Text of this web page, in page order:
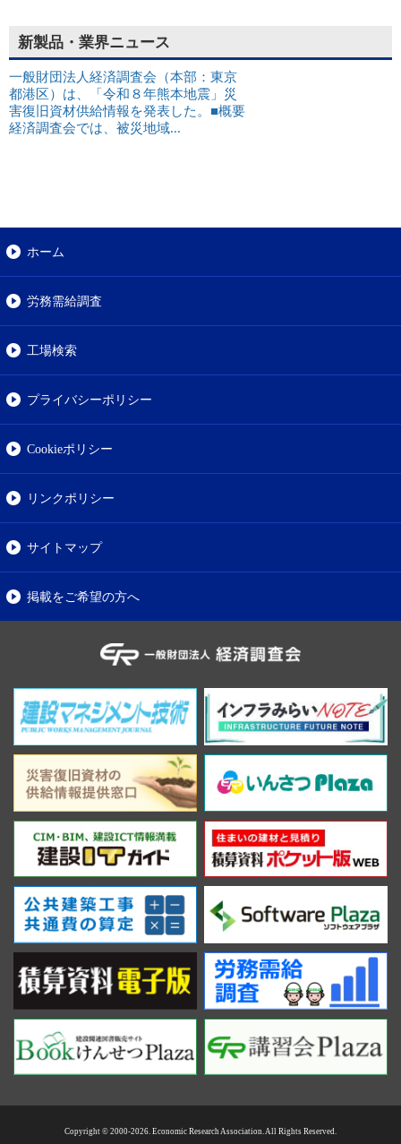
新製品・業界ニュース
一般財団法人経済調査会（本部：東京
都港区）は、「令和８年熊本地震」災
害復旧資材供給情報を発表した。■概要
経済調査会では、被災地域...
ホーム
労務需給調査
工場検索
プライバシーポリシー
Cookieポリシー
リンクポリシー
サイトマップ
掲載をご希望の方へ
Copyright © 2000-2026. Economic Research Association. All Rights Reserved.